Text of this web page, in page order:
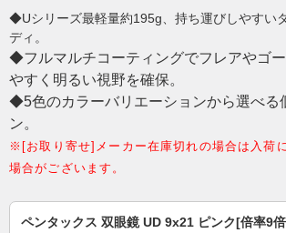
◆Uシリーズ最軽量約195g、持ち運びしやすい
ディ。
◆フルマルチコーティングでフレアやゴ
やすく明るい視野を確保。
◆5色のカラーバリエーションから選べる
ン。
※[お取り寄せ]メーカー在庫切れの場合は入荷
場合がございます。
ペンタックス 双眼鏡 UD 9x21 ピンク[倍率9